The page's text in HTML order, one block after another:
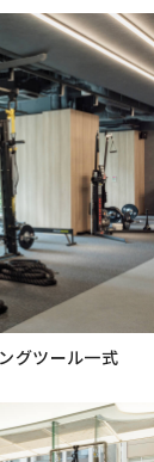
グツール一式